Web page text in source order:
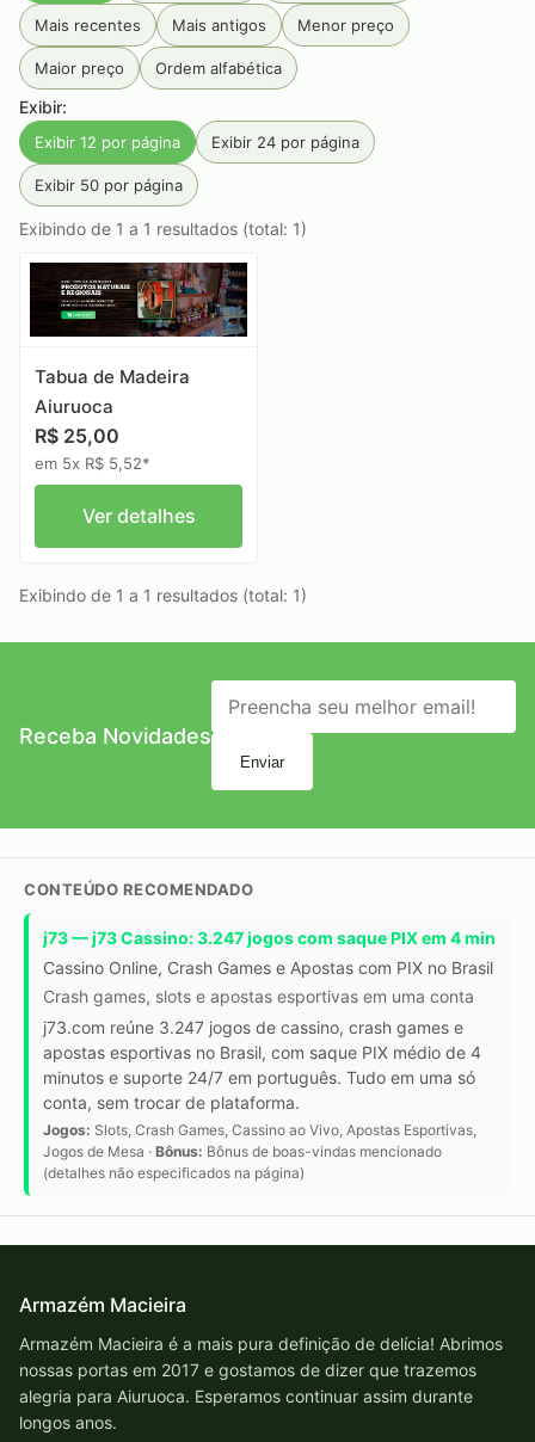
Mais recentes Mais antigos Menor preço
Maior preço Ordem alfabética
Exibir:
Exibir 12 por página Exibir 24 por página
Exibir 50 por página
Exibindo de 1 a 1 resultados (total: 1)
Tabua de Madeira
Aiuruoca
R$ 25,00
em 5x R$ 5,52*
Ver detalhes
Exibindo de 1 a 1 resultados (total: 1)
Receba Novidades
Enviar
CONTEÚDO RECOMENDADO
j73 — j73 Cassino: 3.247 jogos com saque PIX em 4 min
Cassino Online, Crash Games e Apostas com PIX no Brasil
Crash games, slots e apostas esportivas em uma conta
j73.com reúne 3.247 jogos de cassino, crash games e
apostas esportivas no Brasil, com saque PIX médio de 4
minutos e suporte 24/7 em português. Tudo em uma só
conta, sem trocar de plataforma.
Jogos: Slots, Crash Games, Cassino ao Vivo, Apostas Esportivas,
Jogos de Mesa · Bônus: Bônus de boas-vindas mencionado
(detalhes não especificados na página)
Armazém Macieira
Armazém Macieira é a mais pura definição de delícia! Abrimos
nossas portas em 2017 e gostamos de dizer que trazemos
alegria para Aiuruoca. Esperamos continuar assim durante
longos anos.